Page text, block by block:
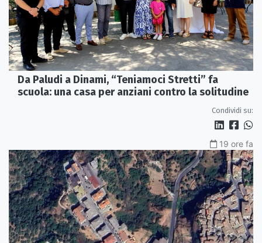
Da Paludi a Dinami, “Teniamoci Stretti” fa
scuola: una casa per anziani contro la solitudine
Condividi su:
19 ore fa